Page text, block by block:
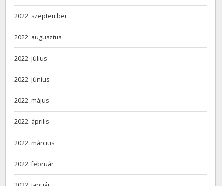
2022. szeptember
2022. augusztus
2022. július
2022. június
2022. május
2022. április
2022. március
2022. február